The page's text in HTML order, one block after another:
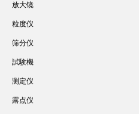
放大镜
粒度仪
筛分仪
試験機
测定仪
露点仪